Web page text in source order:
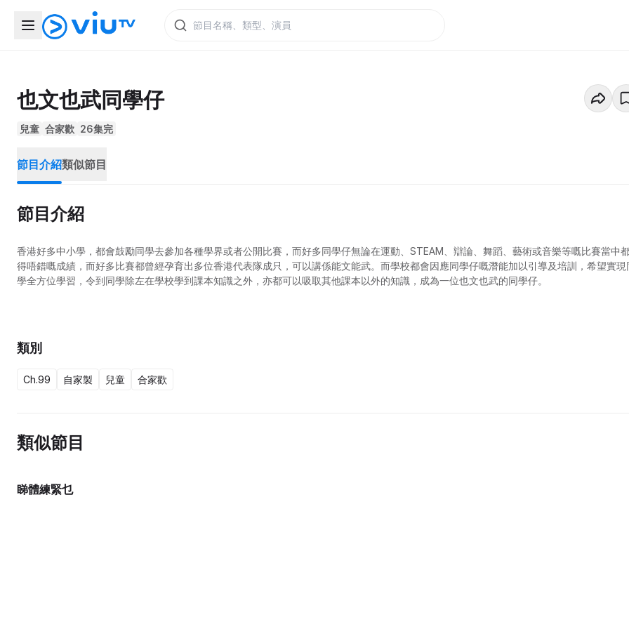
也文也武同學仔
兒童 合家歡 26集完
節目介紹類似節目
節目介紹
⾹港好多中⼩學，都會⿎勵同學去參加各種學界或者公開⽐賽，⽽好多同學仔無論在運動、STEAM、辯論、舞蹈、藝術或⾳樂等嘅⽐賽當中
得唔錯嘅成績，⽽好多⽐賽都曾經孕育出多位⾹港代表隊成只，可以講係能⽂能武。⽽學校都會因應同學仔嘅潛能加以引導及培訓，希望實現
學全⽅位學習，令到同學除左在學校學到課本知識之外，亦都可以吸取其他課本以外的知識，成為⼀位也⽂也武的同學仔。
類別
Ch.99 自家製 兒童 合家歡
類似節目
睇體練緊乜